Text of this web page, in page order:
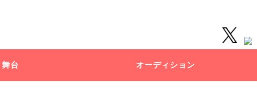
舞台 オーディション